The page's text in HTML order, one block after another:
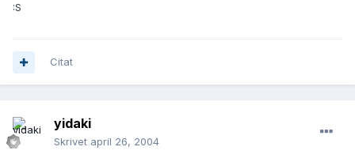
:S
Citat
yidaki
Skrivet april 26, 2004